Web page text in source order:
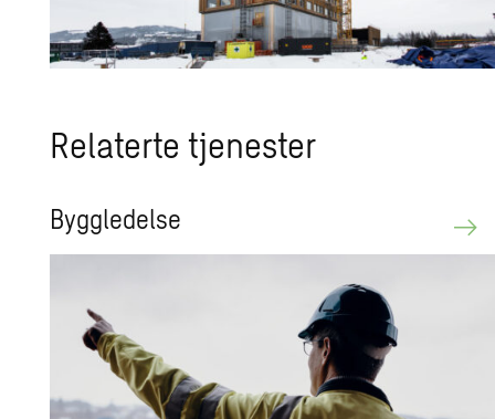
Relaterte tjenester
Byggledelse